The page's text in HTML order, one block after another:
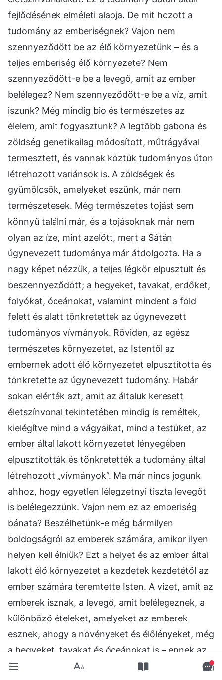
fejlődésének elméleti alapja. De mit hozott a
tudomány az emberiségnek? Vajon nem
szennyeződött be az élő környezetünk – és a
teljes emberiség élő környezete? Nem
szennyeződött-e be a levegő, amit az ember
belélegez? Nem szennyeződött-e be a víz, amit
iszunk? Még mindig bio és természetes az
élelem, amit fogyasztunk? A legtöbb gabona és
zöldség genetikailag módosított, műtrágyával
termesztett, és vannak köztük tudományos úton
létrehozott variánsok is. A zöldségek és
gyümölcsök, amelyeket eszünk, már nem
természetesek. Még természetes tojást sem
könnyű találni már, és a tojásoknak már nem
olyan az íze, mint azelőtt, mert a Sátán
úgynevezett tudománya már átdolgozta. Ha a
nagy képet nézzük, a teljes légkör elpusztult és
beszennyeződött; a hegyeket, tavakat, erdőket,
folyókat, óceánokat, valamint mindent a föld
felett és alatt tönkretettek az úgynevezett
tudományos vívmányok. Röviden, az egész
természetes környezetet, az Istentől az
embernek adott élő környezetet elpusztította és
tönkretette az úgynevezett tudomány. Habár
sokan elérték azt, amit az általuk keresett
életszínvonal tekintetében mindig is reméltek,
kielégítve mind a vágyaikat, mind a testüket, az
ember által lakott környezetet lényegében
elpusztították és tönkretették a tudomány által
létrehozott „vívmányok”. Ma már nincs jogunk
ahhoz, hogy egyetlen lélegzetnyi tiszta levegőt
is belélegezzünk. Vajon nem ez az emberiség
bánata? Beszélhetünk-e még bármilyen
boldogságról az emberek számára, amikor ilyen
helyen kell élniük? Ezt a helyet és az ember által
lakott élő környezetet a kezdetek kezdetétől az
ember számára teremtette Isten. A vizet, amit az
emberek isznak, a levegő, amit belélegeznek, a
különböző ételeket, amelyeket az emberek
esznek, ahogy a növényeket és élőlényeket, még
a hegyeket, tavakat és óceánokat is – ennek az
élő környezetnek minden részét Isten adta az